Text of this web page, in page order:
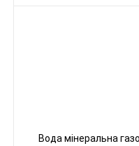
Вода мінеральна